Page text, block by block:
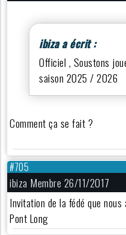
ibiza a écrit :
Officiel , Soustons
saison 2025 / 2026
Comment ça se fait ?
#705
ibiza Membre 26/11/2017
Invitation de la fédé que
Pont Long